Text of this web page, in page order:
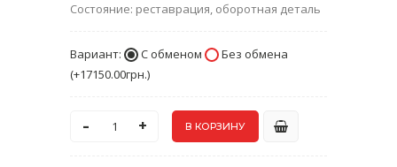
Состояние: реставрация, оборотная деталь
Вариант: С обменом
Без обмена
(+17150.00грн.)
- +